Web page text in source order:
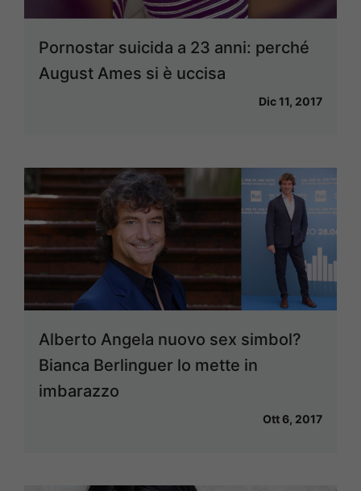
Pornostar suicida a 23 anni: perché
August Ames si è uccisa
Dic 11, 2017
Alberto Angela nuovo sex simbol?
Bianca Berlinguer lo mette in
imbarazzo
Ott 6, 2017